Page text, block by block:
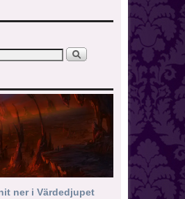
ner i Värdedjupet